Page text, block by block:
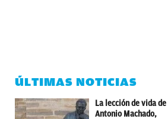
ÚLTIMAS NOTICIAS
La lección de vida de
Antonio Machado,